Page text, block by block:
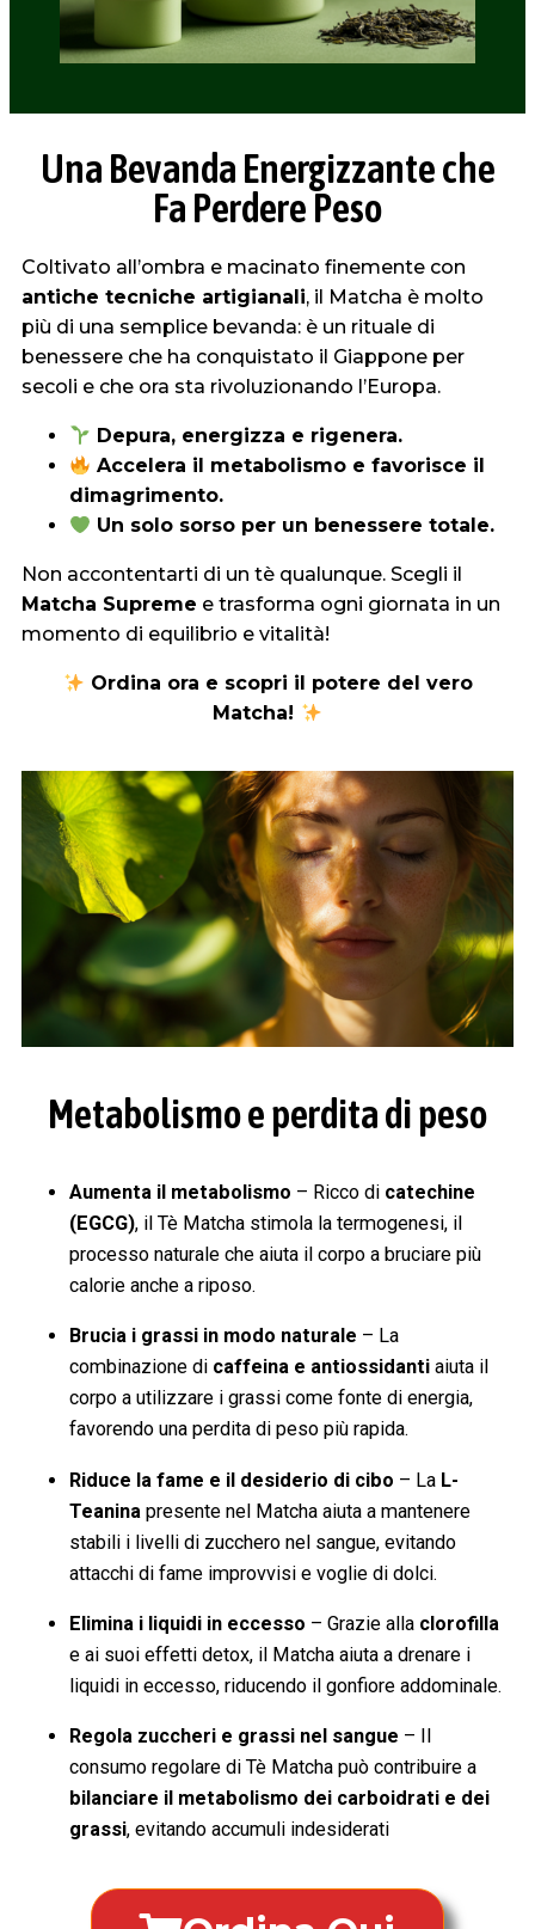
Una Bevanda Energizzante che
Fa Perdere Peso
Coltivato all’ombra e macinato finemente con
antiche tecniche artigianali, il Matcha è molto
più di una semplice bevanda: è un rituale di
benessere che ha conquistato il Giappone per
secoli e che ora sta rivoluzionando l’Europa.
Depura, energizza e rigenera.
Accelera il metabolismo e favorisce il
dimagrimento.
Un solo sorso per un benessere totale.
Non accontentarti di un tè qualunque. Scegli il
Matcha Supreme e trasforma ogni giornata in un
momento di equilibrio e vitalità!
Ordina ora e scopri il potere del vero
Matcha!
Metabolismo e perdita di peso
Aumenta il metabolismo – Ricco di catechine
(EGCG), il Tè Matcha stimola la termogenesi, il
processo naturale che aiuta il corpo a bruciare più
calorie anche a riposo.
Brucia i grassi in modo naturale – La
combinazione di caffeina e antiossidanti aiuta il
corpo a utilizzare i grassi come fonte di energia,
favorendo una perdita di peso più rapida.
Riduce la fame e il desiderio di cibo – La L-
Teanina presente nel Matcha aiuta a mantenere
stabili i livelli di zucchero nel sangue, evitando
attacchi di fame improvvisi e voglie di dolci.
Elimina i liquidi in eccesso – Grazie alla clorofilla
e ai suoi effetti detox, il Matcha aiuta a drenare i
liquidi in eccesso, riducendo il gonfiore addominale.
Regola zuccheri e grassi nel sangue – Il
consumo regolare di Tè Matcha può contribuire a
bilanciare il metabolismo dei carboidrati e dei
grassi, evitando accumuli indesiderati